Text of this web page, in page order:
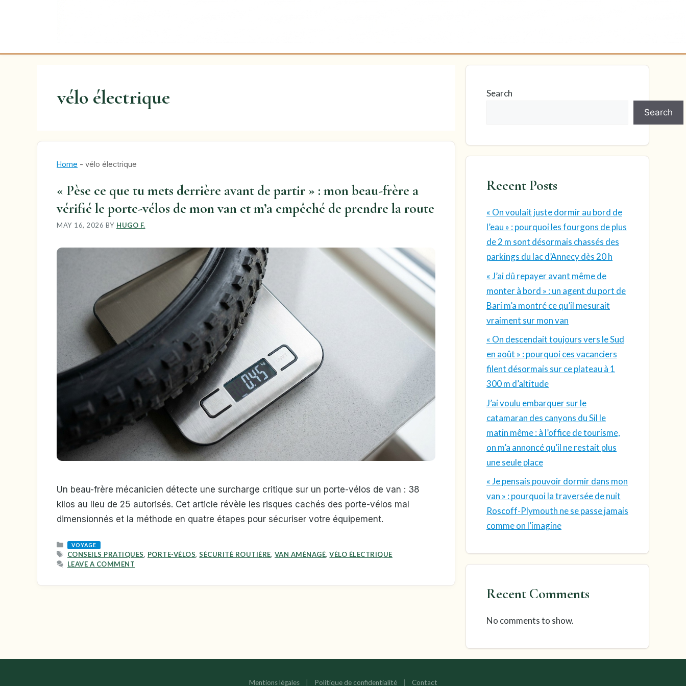
vélo électrique
Home - vélo électrique
« Pèse ce que tu mets derrière avant de partir » : mon beau-frère a
vérifié le porte-vélos de mon van et m’a empêché de prendre la route
MAY 16, 2026 BY HUGO F.
Un beau-frère mécanicien détecte une surcharge critique sur un porte-vélos de van : 38
kilos au lieu de 25 autorisés. Cet article révèle les risques cachés des porte-vélos mal
dimensionnés et la méthode en quatre étapes pour sécuriser votre équipement.
CATEGORIES
VOYAGE
TAGS
CONSEILS PRATIQUES, PORTE-VÉLOS,SÉCURITÉ ROUTIÈRE, VAN AMÉNAGÉ,VÉLO ÉLECTRIQUE
LEAVE A COMMENT
Search
Search
Recent Posts
« On voulait juste dormir au bord de
l’eau » : pourquoi les fourgons de plus
de 2 m sont désormais chassés des
parkings du lac d’Annecy dès 20 h
« J’ai dû repayer avant même de
monter à bord » : un agent du port de
Bari m’a montré ce qu’il mesurait
vraiment sur mon van
« On descendait toujours vers le Sud
en août » : pourquoi ces vacanciers
filent désormais sur ce plateau à 1
300 m d’altitude
J’ai voulu embarquer sur le
catamaran des canyons du Sil le
matin même : à l’office de tourisme,
on m’a annoncé qu’il ne restait plus
une seule place
« Je pensais pouvoir dormir dans mon
van » : pourquoi la traversée de nuit
Roscoff-Plymouth ne se passe jamais
comme on l’imagine
Recent Comments
No comments to show.
Mentions légales Politique de confidentialité Contact